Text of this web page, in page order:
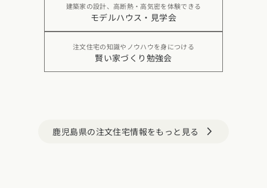
建築家の設計、高断熱・高気密を体験できる
モデルハウス・見学会
注文住宅の知識やノウハウを身につける
賢い家づくり勉強会
鹿児島県の注文住宅情報をもっと見る arrow_forward_ios